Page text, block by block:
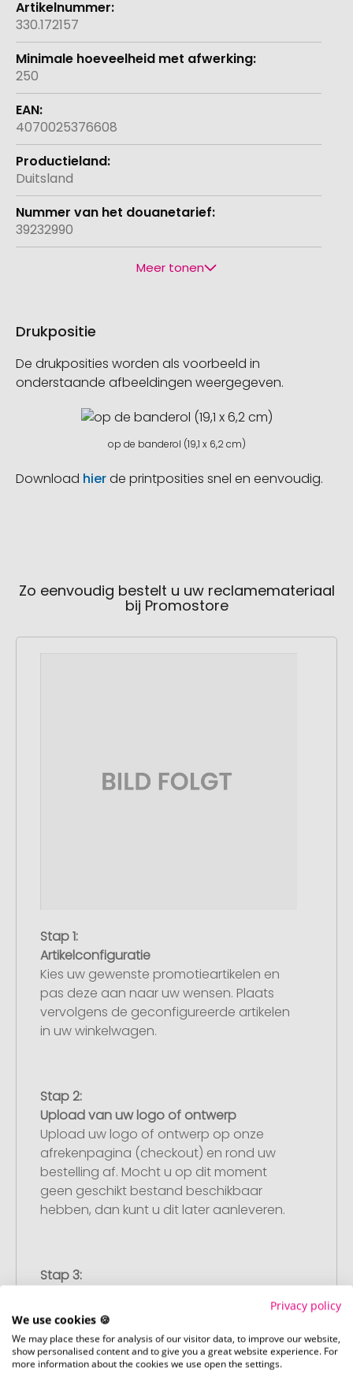
330.172157
250
4070025376608
Duitsland
39232990
Meer tonen
Drukpositie
De drukposities worden als voorbeeld in
onderstaande afbeeldingen weergegeven.
op de banderol (19,1 x 6,2 cm)
Download hierde printposities snel en eenvoudig.
Zo eenvoudig bestelt u uw reclamemateriaal
bij Promostore
Stap 1:
Artikelconfiguratie
Kies uw gewenste promotieartikelen en
pas deze aan naar uw wensen. Plaats
vervolgens de geconfigureerde artikelen
in uw winkelwagen.
Stap 2:
Upload van uw logo of ontwerp
Upload uw logo of ontwerp op onze
afrekenpagina (checkout) en rond uw
bestelling af. Mocht u op dit moment
geen geschikt bestand beschikbaar
hebben, dan kunt u dit later aanleveren.
Stap 3:
U ontvangt van ons een gratis
drukvoorbeeld met uw ontwerp. Zodra u
dit heeft goedgekeurd, starten wij direct
met de productie.
Privacy policy
We use cookies 🍪
We may place these for analysis of our visitor data, to improve our website,
show personalised content and to give you a great website experience. For
more information about the cookies we use open the settings.